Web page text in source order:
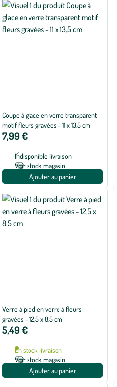
Coupe à glace en verre transparent
motif fleurs gravées - 11 x 13,5 cm
7,99 €
Indisponible livraison
Voir stock magasin
Ajouter au panier
Verre à pied en verre à fleurs
gravées - 12,5 x 8,5 cm
5,49 €
En stock livraison
Voir stock magasin
Ajouter au panier